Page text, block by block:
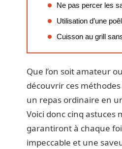
Ne pas percer les
Utilisation d’une
Cuisson au grill
Que l’on soit amateur
découvrir ces
un repas ordinaire en
Voici donc cinq astuces
garantiront à chaque
impeccable et une